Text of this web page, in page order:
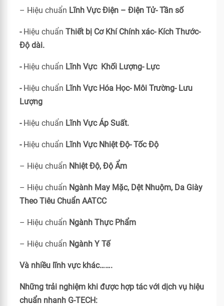
– Hiệu chuẩn Lĩnh Vực Điện – Điện Tử- Tần số
- Hiệu chuẩn Thiết bị Cơ Khí Chính xác- Kích Thước-
Độ dài.
- Hiệu chuẩn Lĩnh Vực Khối Lượng- Lực
- Hiệu chuẩn Lĩnh Vực Hóa Học- Môi Trường- Lưu
Lượng
- Hiệu chuẩn Lĩnh Vực Áp Suất.
-Hiệu chuẩn Lĩnh Vực Nhiệt Độ- Tốc Độ
– Hiệu chuẩn Nhiệt Độ, Độ Ẩm
– Hiệu chuẩn Ngành May Mặc, Dệt Nhuộm, Da Giày
Theo Tiêu Chuẩn AATCC
– Hiệu chuẩn Ngành Thực Phẩm
– Hiệu chuẩn Ngành Y Tế
Và nhiều lĩnh vực khác…….
Những trải nghiệm khi được hợp tác với dịch vụ hiệu
chuẩn nhanh G-TECH: